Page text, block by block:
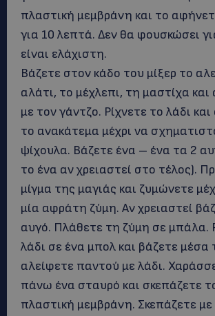
πλαστική μεμβράνη και το
για 10 λεπτά. Δεν θα φουσκώσει
είναι ελάχιστη.
Βάζετε στον κάδο του μίξερ το
αλάτι, το μέχλεπι, τη μαστίχα
με τον γάντζο. Ρίχνετε το λάδι και
το ανακάτεμα μέχρι να
ψίχουλα. Βάζετε ένα – ένα τα 2
το ένα αν χρειαστεί στο τέλος).
μίγμα της μαγιάς και ζυμώνετε
μία αφράτη ζύμη. Αν χρειαστεί
αυγό. Πλάθετε τη ζύμη σε μπάλα.
λάδι σε ένα μπολ και βάζετε μέσα
αλείφετε παντού με λάδι.
πάνω ένα σταυρό και σκεπάζετε
πλαστική μεμβράνη. Σκεπάζετε με